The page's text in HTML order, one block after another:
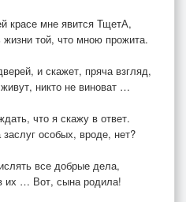
красе мне явится ТщетА,
той, что мною прожита.
и скажет, пряча взгляд,
никто не виноват …
что я скажу в ответ.
заслуг особых, вроде, нет?
все добрые дела,
их … Вот, сына родила!